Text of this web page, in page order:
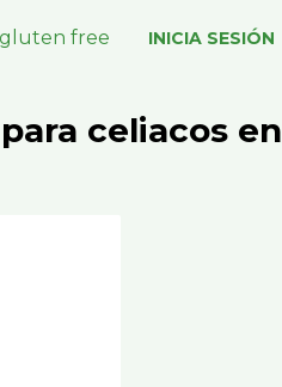
gluten free INICIA SESIÓN
celiacos en